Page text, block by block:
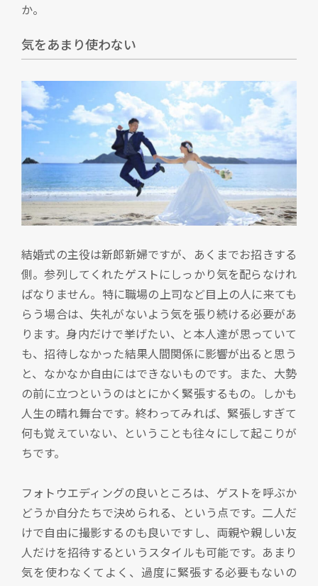
か。
気をあまり使わない
結婚式の主役は新郎新婦ですが、あくまでお招きする
側。参列してくれたゲストにしっかり気を配らなけれ
ばなりません。特に職場の上司など目上の人に来ても
らう場合は、失礼がないよう気を張り続ける必要があ
ります。身内だけで挙げたい、と本人達が思っていて
も、招待しなかった結果人間関係に影響が出ると思う
と、なかなか自由にはできないものです。また、大勢
の前に立つというのはとにかく緊張するもの。しかも
人生の晴れ舞台です。終わってみれば、緊張しすぎて
何も覚えていない、ということも往々にして起こりが
ちです。
フォトウエディングの良いところは、ゲストを呼ぶか
どうか自分たちで決められる、という点です。二人だ
けで自由に撮影するのも良いですし、両親や親しい友
人だけを招待するというスタイルも可能です。あまり
気を使わなくてよく、過度に緊張する必要もないの